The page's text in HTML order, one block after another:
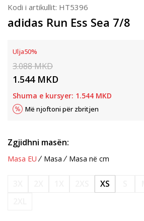
Kodi i artikullit: HT5396
adidas Run Ess Sea 7/8
Ulja50%
3.088MKD
1.544 MKD
Shuma e kursyer: 1.544 MKD
Më njoftoni për zbritjen
Zgjidhni masën:
Masa EU Masa Masa në cm
XS